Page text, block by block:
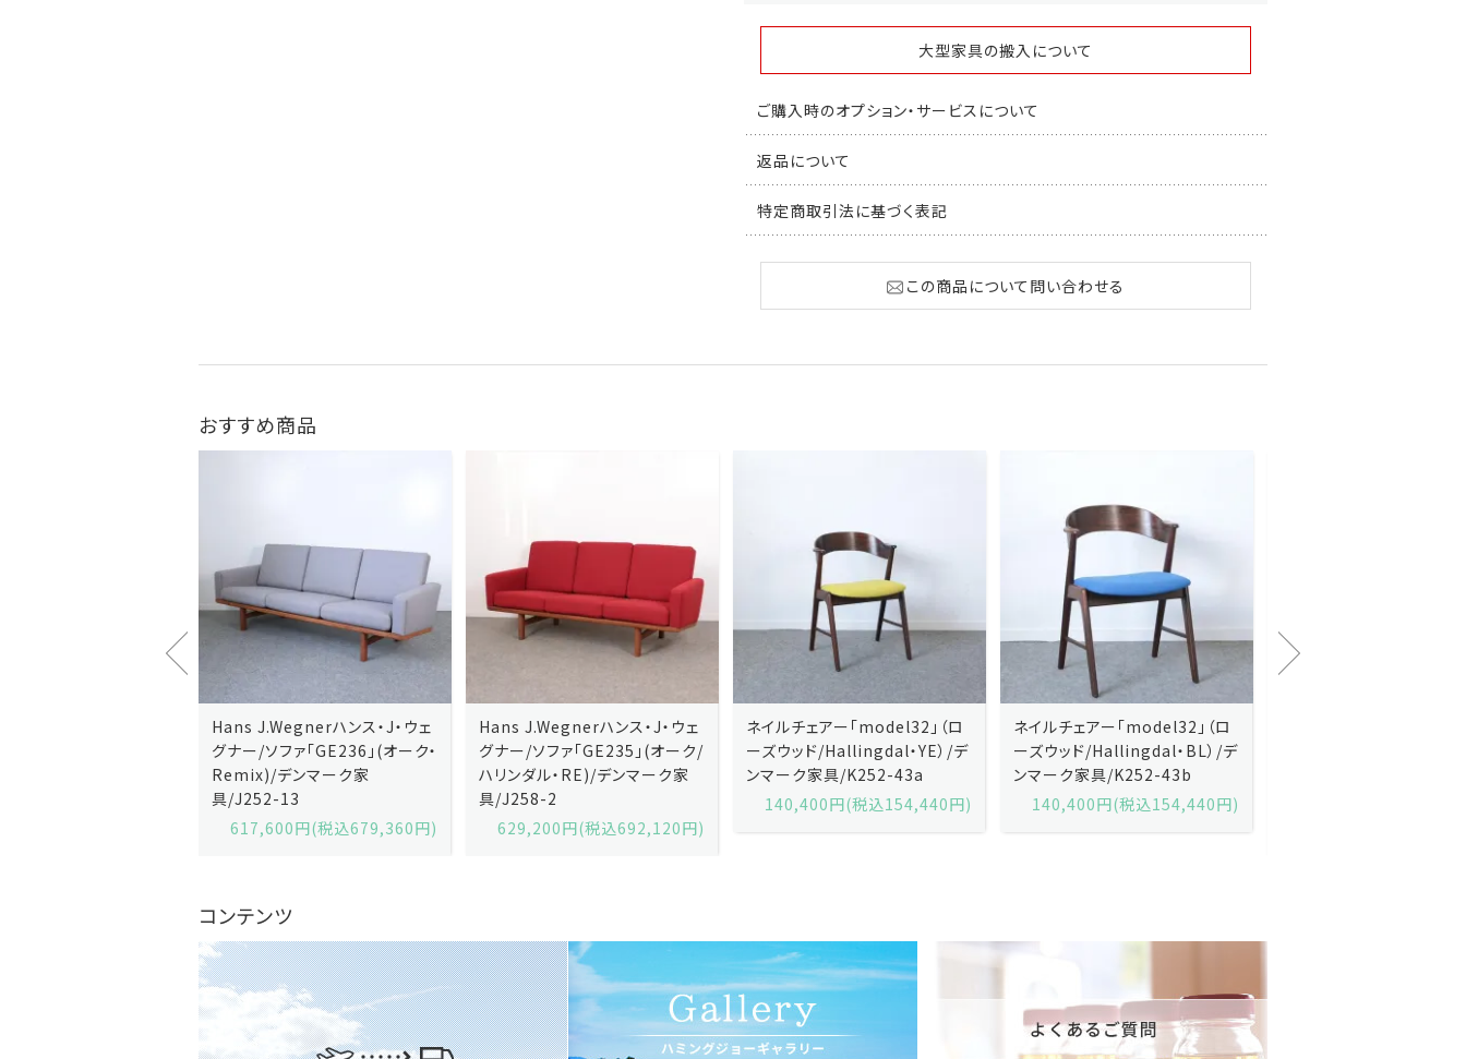
大型家具の搬入について
ご購入時のオプション・サービスについて
返品について
特定商取引法に基づく表記
この商品について問い合わせる
おすすめ商品
Hans J.Wegnerハンス・J・ウェ
グナー/ソファ「GE235」(オーク/
ハリンダル・RE)/デンマーク家
具/J258-2
629,200円(税込692,120円)
ネイルチェアー「model32」（ロ
ーズウッド/Hallingdal・YE）/デ
ンマーク家具/K252-43a
140,400円(税込154,440円)
ネイルチェアー「model32」（ロ
ーズウッド/Hallingdal・BL）/デ
ンマーク家具/K252-43b
140,400円(税込154,440円)
Kai Kristiansenカイ・クリスチ
ャンセン/ダイニングチェアー
「No.42」（ローズウッド・レザー
黒）/デンマーク家具/J252-57j
コンテンツ